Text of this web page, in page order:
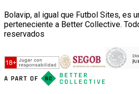
Bolavip, al igual que Futbol Sites, es
perteneciente a Better Collective.
reservados